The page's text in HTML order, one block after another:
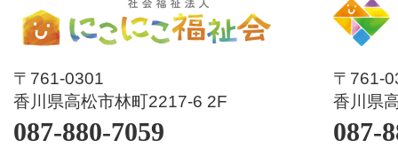
〒761-0301
香川県高松市林町2217-6 2F
087-880-7059
〒
香川県
087-